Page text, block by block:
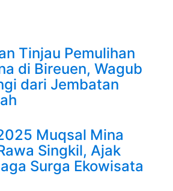
Tinjau Pemulihan
di Bireuen, Wagub
dari Jembatan
Muqsal Mina
Singkil, Ajak
Surga Ekowisata